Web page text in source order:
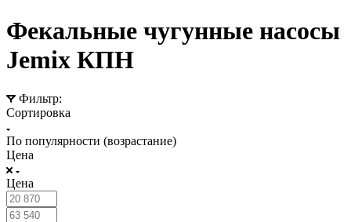
Фекальные чугунные насосы
Jemix КПН
Фильтр:
Сортировка
По популярности (возрастание)
Цена
Цена